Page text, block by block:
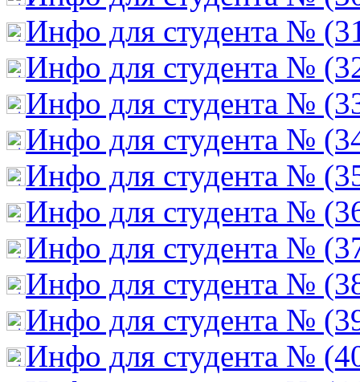
Инфо для студента №
Инфо для студента №
Инфо для студента №
Инфо для студента №
Инфо для студента №
Инфо для студента №
Инфо для студента №
Инфо для студента №
Инфо для студента №
Инфо для студента №